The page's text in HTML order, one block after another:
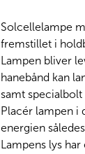
Solcellelampe
fremstillet i
Lampen bliver
hanebånd kan
samt
Placér lampen i
energien
Lampens lys